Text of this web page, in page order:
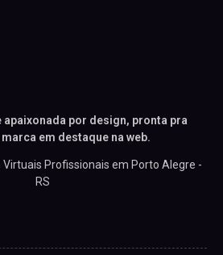
apaixonada por design, pronta pra
em destaque na web.
Virtuais Profissionais em Porto Alegre -
RS